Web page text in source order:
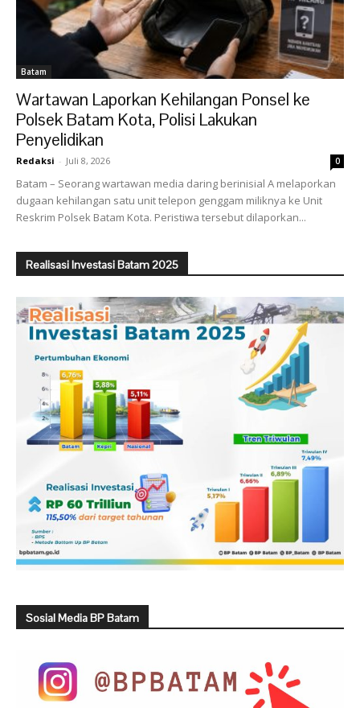
Batam
Wartawan Laporkan Kehilangan Ponsel ke
Polsek Batam Kota, Polisi Lakukan
Penyelidikan
Redaksi - Juli 8, 2026 0
Batam – Seorang wartawan media daring berinisial A melaporkan
dugaan kehilangan satu unit telepon genggam miliknya ke Unit
Reskrim Polsek Batam Kota. Peristiwa tersebut dilaporkan...
Realisasi Investasi Batam 2025
Sosial Media BP Batam